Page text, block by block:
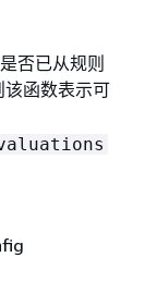
否已从规则
该函数表示可